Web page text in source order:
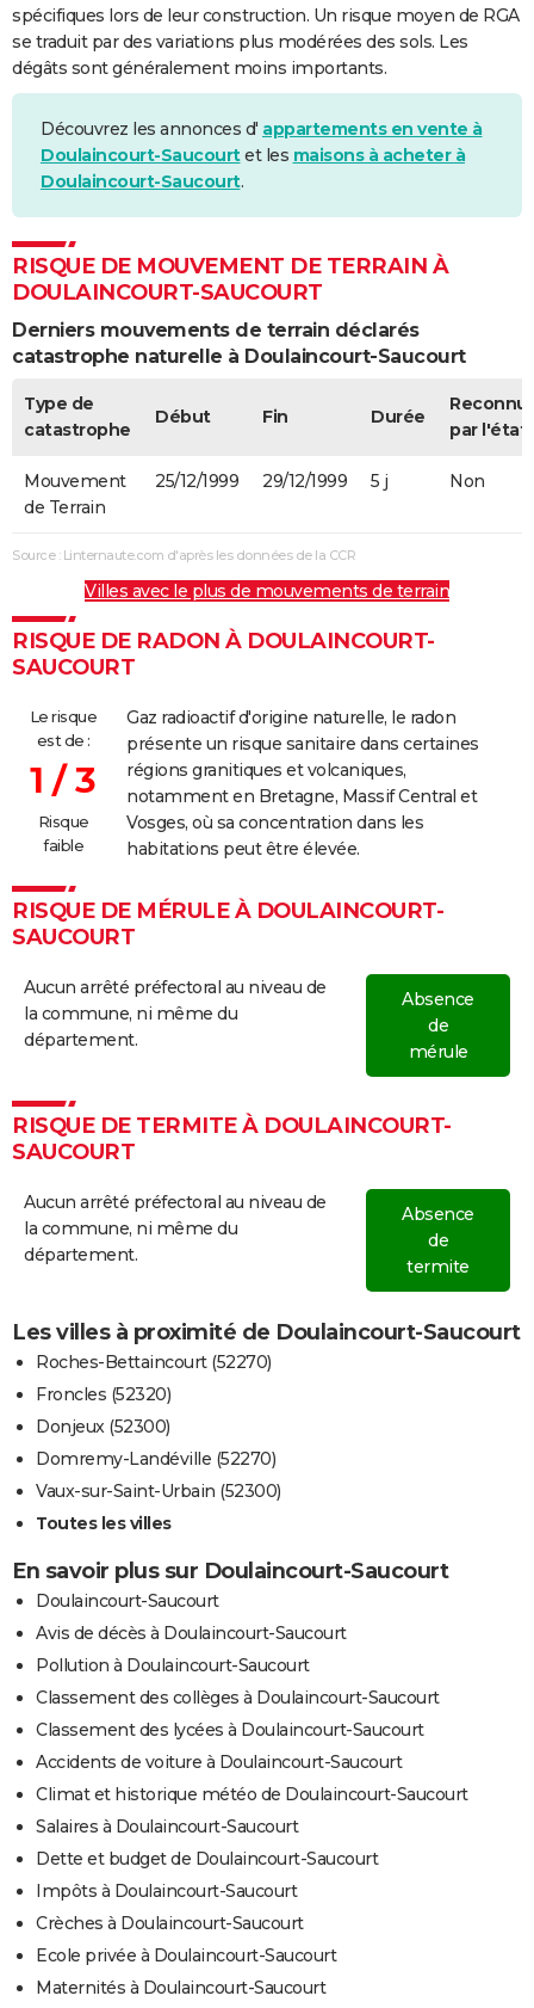
spécifiques lors de leur construction. Un risque moyen de RGA
se traduit par des variations plus modérées des sols. Les
dégâts sont généralement moins importants.
Découvrez les annonces d' appartements en vente à
Doulaincourt-Saucourtet les maisons à acheter à
Doulaincourt-Saucourt.
RISQUE DE MOUVEMENT DE TERRAIN À
DOULAINCOURT-SAUCOURT
Derniers mouvements de terrain déclarés
catastrophe naturelle à Doulaincourt-Saucourt
Type de
catastrophe
Début Fin Durée
par l'état
Mouvement
de Terrain
25/12/1999 29/12/1999 5 j Non
Source : Linternaute.com d'après les données de la CCR
Villes avec le plus de mouvements de terrain
RISQUE DE RADON À DOULAINCOURT-
SAUCOURT
Le risque
est de :
1 / 3
Risque
faible
Gaz radioactif d'origine naturelle, le radon
présente un risque sanitaire dans certaines
régions granitiques et volcaniques,
notamment en Bretagne, Massif Central et
Vosges, où sa concentration dans les
habitations peut être élevée.
RISQUE DE MÉRULE À DOULAINCOURT-
SAUCOURT
Aucun arrêté préfectoral au niveau de
la commune, ni même du
département.
Absence
de
mérule
RISQUE DE TERMITE À DOULAINCOURT-
SAUCOURT
Aucun arrêté préfectoral au niveau de
la commune, ni même du
département.
Absence
de
termite
Les villes à proximité de Doulaincourt-Saucourt
Roches-Bettaincourt (52270)
Froncles (52320)
Donjeux (52300)
Domremy-Landéville (52270)
Vaux-sur-Saint-Urbain (52300)
Toutes les villes
En savoir plus sur Doulaincourt-Saucourt
Doulaincourt-Saucourt
Avis de décès à Doulaincourt-Saucourt
Pollution à Doulaincourt-Saucourt
Classement des collèges à Doulaincourt-Saucourt
Classement des lycées à Doulaincourt-Saucourt
Accidents de voiture à Doulaincourt-Saucourt
Climat et historique météo de Doulaincourt-Saucourt
Salaires à Doulaincourt-Saucourt
Dette et budget de Doulaincourt-Saucourt
Impôts à Doulaincourt-Saucourt
Crèches à Doulaincourt-Saucourt
Ecole privée à Doulaincourt-Saucourt
Maternités à Doulaincourt-Saucourt